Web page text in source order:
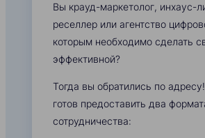
Вы крауд-маркетолог, инхаус-
реселлер или агентство
которым необходимо сделать
эффективной?
Тогда вы обратились по
готов предоставить два
сотрудничества: